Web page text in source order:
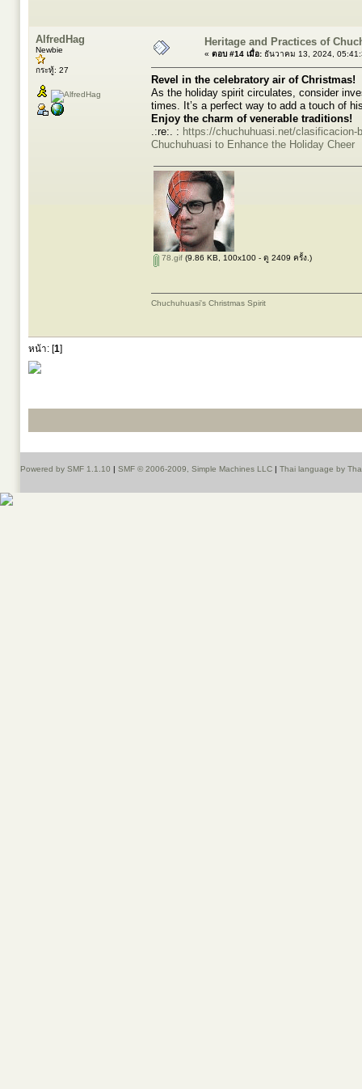
AlfredHag
Newbie
กระทู้: 27
Heritage and Practices of
« ตอบ #14 เมื่อ: ธันวาคม 13, 2024,
Revel in the celebratory air of Christmas!
As the holiday spirit circulates, consider
times. It’s a perfect way to add a touch of
Enjoy the charm of venerable traditions!
.:re:. : https://chuchuhuasi.net/clasificacion-
Chuchuhuasi to Enhance the Holiday Cheer
78.gif (9.86 KB, 100x100 - ดู 2409 ครั้ง.)
Chuchuhuasi's Christmas Spirit
หน้า: [1]
Powered by SMF 1.1.10 | SMF © 2006-2009, Simple Machines LLC | Thai language by